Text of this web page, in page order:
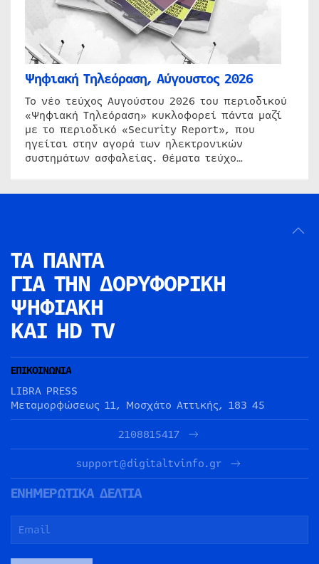
Ψηφιακή Τηλεόραση, Αύγουστος 2026
Το νέο τεύχος Αυγούστου 2026 του περιοδικού
«Ψηφιακή Τηλεόραση» κυκλοφορεί πάντα μαζί
με το περιοδικό «Security Report», που
ηγείται στην αγορά των ηλεκτρονικών
συστημάτων ασφαλείας. Θέματα τεύχο…
ΤΑ ΠΑΝΤΑ
ΓΙΑ ΤΗΝ ΔΟΡΥΦΟΡΙΚΗ
ΨΗΦΙΑΚΗ
ΚΑΙ HD TV
ΕΠΙΚΟΙΝΩΝΙΑ
LIBRA PRESS
Μεταμορφώσεως 11, Μοσχάτο Αττικής, 183 45
2108815417
support@digitaltvinfo.gr
ΕΝΗΜΕΡΩΤΙΚΑ ΔΕΛΤΙΑ